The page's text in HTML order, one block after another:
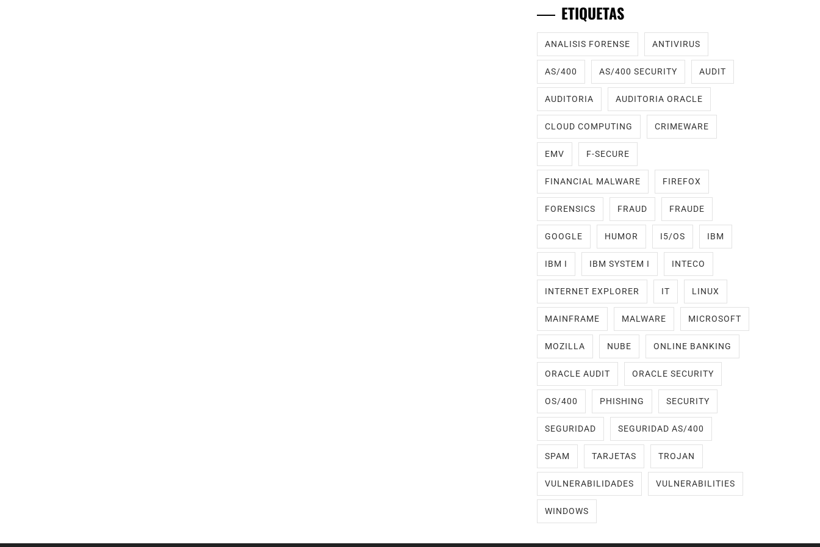
ETIQUETAS
ANALISIS FORENSE ANTIVIRUS
AS/400 AS/400 SECURITY AUDIT
AUDITORIA AUDITORIA ORACLE
CLOUD COMPUTING CRIMEWARE
EMV F-SECURE
FINANCIAL MALWARE FIREFOX
FORENSICS FRAUD FRAUDE
GOOGLE HUMOR I5/OS IBM
IBM I IBM SYSTEM I INTECO
INTERNET EXPLORER IT LINUX
MAINFRAME MALWARE MICROSOFT
MOZILLA NUBE ONLINE BANKING
ORACLE AUDIT ORACLE SECURITY
OS/400 PHISHING SECURITY
SEGURIDAD SEGURIDAD AS/400
SPAM TARJETAS TROJAN
VULNERABILIDADES VULNERABILITIES
WINDOWS